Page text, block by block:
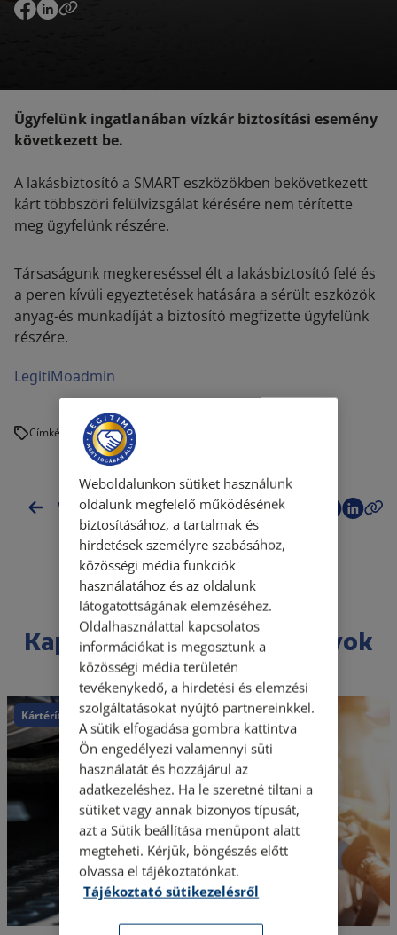
Ügyfelünk ingatlanában vízkár biztosítási esemény
következett be.
A lakásbiztosító a SMART eszközökben bekövetkezett
kárt többszöri felülvizsgálat kérésére nem térítette
meg ügyfelünk részére.
Társaságunk megkereséssel élt a lakásbiztosító felé és
a peren kívüli egyeztetések hatására a sérült eszközök
anyag-és munkadíját a biztosító megfizette ügyfelünk
részére.
LegitiMoadmin
Címkék:
Vissza az esettanulmányokhoz
Kapcsolódó esettanulmányok
Kártérítés
Weboldalunkon sütiket használunk
oldalunk megfelelő működésének
biztosításához, a tartalmak és
hirdetések személyre szabásához,
közösségi média funkciók
használatához és az oldalunk
látogatottságának elemzéséhez.
Oldalhasználattal kapcsolatos
információkat is megosztunk a
közösségi média területén
tevékenykedő, a hirdetési és elemzési
szolgáltatásokat nyújtó partnereinkkel.
A sütik elfogadása gombra kattintva
Ön engedélyezi valamennyi süti
használatát és hozzájárul az
adatkezeléshez. Ha le szeretné tiltani a
sütiket vagy annak bizonyos típusát,
azt a Sütik beállítása menüpont alatt
megteheti. Kérjük, böngészés előtt
olvassa el tájékoztatónkat.
Tájékoztató sütikezelésről